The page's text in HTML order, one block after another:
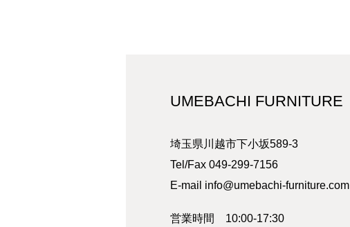
UMEBACHI FURNITURE
埼玉県川越市下小坂589-3
Tel/Fax 049-299-7156
E-mail info@umebachi-furniture.com
営業時間 10:00-17:30